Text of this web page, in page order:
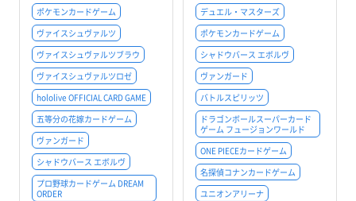
ポケモンカードゲーム
ヴァイスシュヴァルツ
ヴァイスシュヴァルツブラウ
ヴァイスシュヴァルツロゼ
hololive OFFICIAL CARD GAME
五等分の花嫁カードゲーム
ヴァンガード
シャドウバース エボルヴ
プロ野球カードゲーム DREAM
ORDER
デュエル・マスターズ
ポケモンカードゲーム
シャドウバース エボルヴ
ヴァンガード
バトルスピリッツ
ドラゴンボールスーパーカード
ゲーム フュージョンワールド
ONE PIECEカードゲーム
名探偵コナンカードゲーム
ユニオンアリーナ